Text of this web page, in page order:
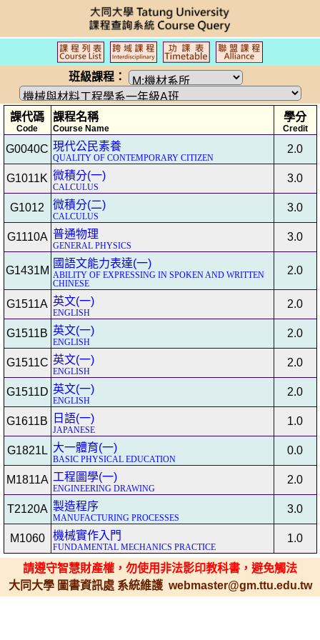
班級課程：
課代碼
Code
課程名稱
Course Name
學分
Credit
G0040C 現代公民素養
QUALITY OF CONTEMPORARY CITIZEN
2.0
G1011K 微積分(一)
CALCULUS
3.0
G1012 微積分(二)
CALCULUS
3.0
G1110A 普通物理
GENERAL PHYSICS
3.0
G1431M
國語文能力表達(一)
ABILITY OF EXPRESSING IN SPOKEN AND WRITTEN
CHINESE
2.0
G1511A 英文(一)
ENGLISH
2.0
G1511B 英文(一)
ENGLISH
2.0
G1511C 英文(一)
ENGLISH
2.0
G1511D 英文(一)
ENGLISH
2.0
G1611B 日語(一)
JAPANESE
1.0
G1821L 大一體育(一)
BASIC PHYSICAL EDUCATION
0.0
M1811A 工程圖學(一)
ENGINEERING DRAWING
2.0
T2120A 製造程序
MANUFACTURING PROCESSES
3.0
M1060 機械實作入門
FUNDAMENTAL MECHANICS PRACTICE
1.0
請遵守智慧財產權，勿使用非法影印教科書，避免觸法
大同大學 圖書資訊處 系統維護 webmaster@gm.ttu.edu.tw